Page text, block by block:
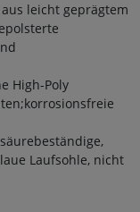
aus leicht geprägtem
High-Poly
Laufsohle, nicht